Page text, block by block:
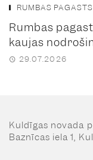
RUMBAS PAGASTS
Rumbas
kaujas
29.07.2026
Kuldīgas novada
Baznīcas iela 1,